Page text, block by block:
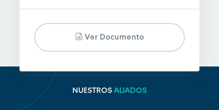
Ver Documento
NUESTROS ALIADOS